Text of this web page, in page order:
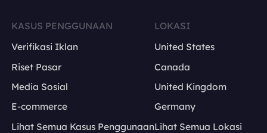
KASUS PENGGUNAAN
Verifikasi Iklan
Riset Pasar
Media Sosial
E-commerce
Lihat Semua Kasus Penggunaan
LOKASI
United States
Canada
United Kingdom
Germany
Lihat Semua Lokasi